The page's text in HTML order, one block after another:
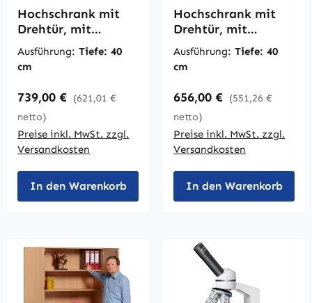
Hochschrank mit
Drehtür, mit
Mittelwand, B/H
120 x 190 cm
Ausführung: Tiefe: 40
cm
Regulärer Preis:
739,00 € (621,01 €
netto)
Preise inkl. MwSt. zzgl.
Versandkosten
In den Warenkorb
Hochschrank mit
Drehtür, mit
Mittelwand, B/H 95
x 190 cm
Ausführung: Tiefe: 40
cm
Regulärer Preis:
656,00 € (551,26 €
netto)
Preise inkl. MwSt. zzgl.
Versandkosten
In den Warenkorb